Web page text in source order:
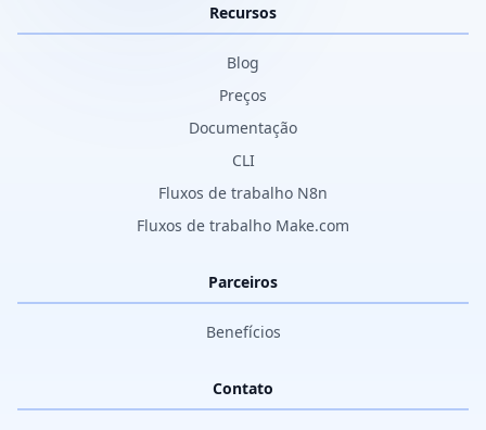
Recursos
Blog
Preços
Documentação
CLI
Fluxos de trabalho N8n
Fluxos de trabalho Make.com
Parceiros
Benefícios
Contato